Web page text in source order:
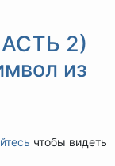
2)
из
чтобы видеть